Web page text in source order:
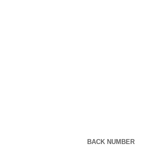
BACK NUMBER